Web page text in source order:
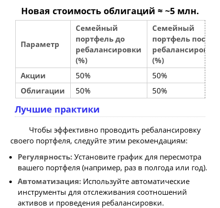
Новая стоимость облигаций ≈ ~5 млн.
Параметр
Семейный
портфель до
ребалансировки
(%)
Семейный
портфель после
ребалансировки
(%)
Акции
50%
50%
Облигации
50% 50%
Лучшие практики
Чтобы эффективно проводить ребалансировку
своего портфеля, следуйте этим рекомендациям:
Регулярность: Установите график для пересмотра
вашего портфеля (например, раз в полгода или год).
Автоматизация: Используйте автоматические
инструменты для отслеживания соотношений
активов и проведения ребалансировки.